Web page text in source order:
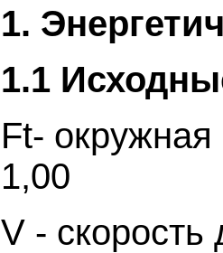
1.
1.1
Ft- окружная
1,00
V -